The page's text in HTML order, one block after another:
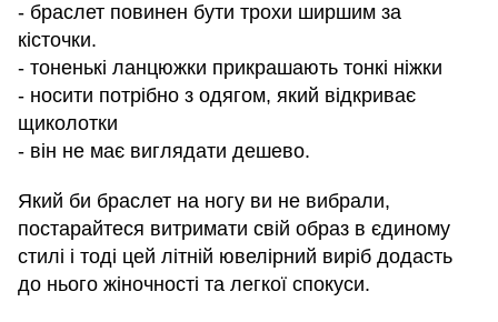
- браслет повинен бути трохи ширшим за
кісточки.
- тоненькі ланцюжки прикрашають тонкі ніжки
- носити потрібно з одягом, який відкриває
щиколотки
- він не має виглядати дешево.
Який би браслет на ногу ви не вибрали,
постарайтеся витримати свій образ в єдиному
стилі і тоді цей літній ювелірний виріб додасть
до нього жіночності та легкої спокуси.